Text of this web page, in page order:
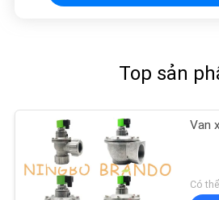
Top sản
Van
Có